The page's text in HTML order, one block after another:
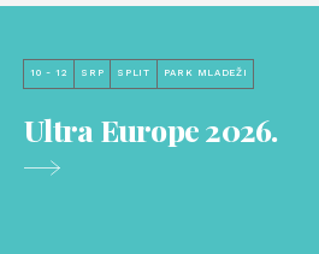
10 - 12 SRP SPLIT PARK MLADEŽI
Ultra Europe 2026.